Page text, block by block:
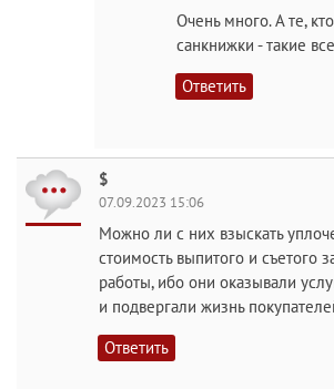
Очень много. А те,
санкнижки - такие
Ответить
$
07.09.2023 15:06
Можно ли с них взыскать
стоимость выпитого и съетого
работы, ибо они оказывали
и подвергали жизнь
Ответить